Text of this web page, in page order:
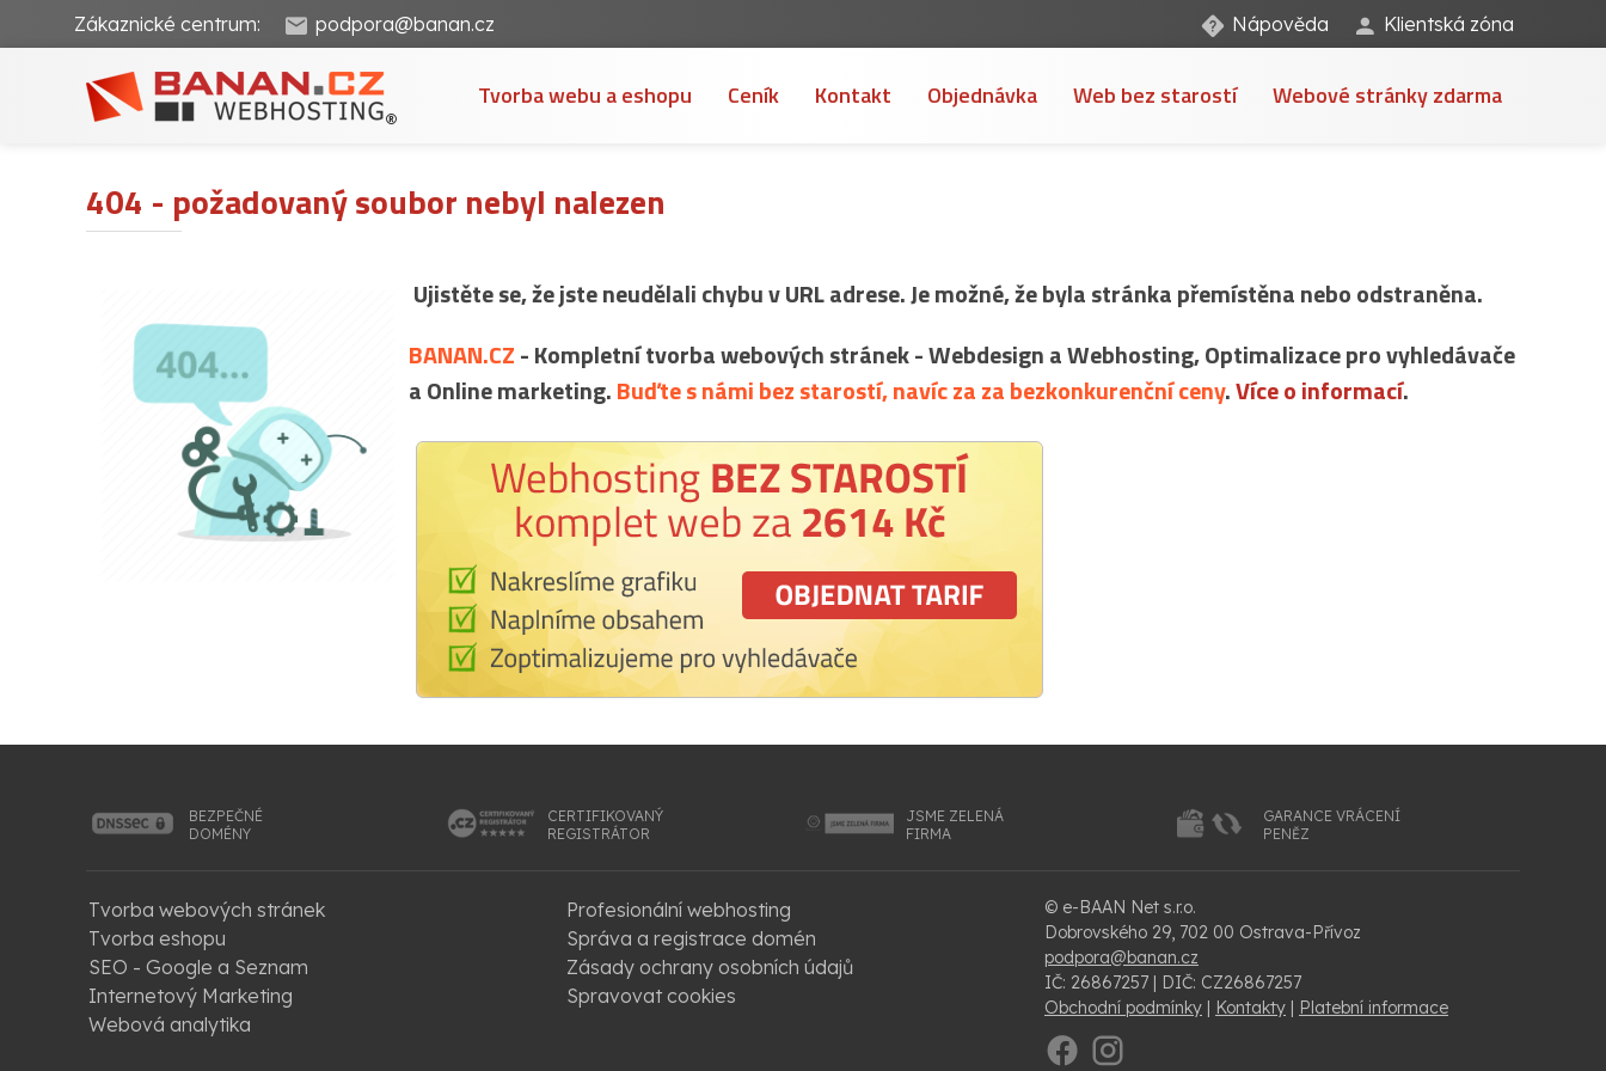
Zákaznické centrum: podpora@banan.cz Nápověda Klientská zóna
Tvorba webu a eshopu Ceník Kontakt Objednávka Web bez starostí Webové stránky zdarma
404 - požadovaný soubor nebyl nalezen
Ujistěte se, že jste neudělali chybu v URL adrese. Je možné, že byla stránka přemístěna nebo odstraněna.
BANAN.CZ- Kompletní tvorba webových stránek - Webdesign a Webhosting, Optimalizace pro vyhledávače
a Online marketing.Buďte s námi bez starostí, navíc za za bezkonkurenční ceny.Více o informací.
BEZPEČNÉ
DOMÉNY
CERTIFIKOVANÝ
REGISTRÁTOR
JSME ZELENÁ
FIRMA
GARANCE VRÁCENÍ
PENĚZ
Tvorba webových stránek
Tvorba eshopu
SEO - Google a Seznam
Internetový Marketing
Webová analytika
Profesionální webhosting
Správa a registrace domén
Zásady ochrany osobních údajů
Spravovat cookies
© e-BAAN Net s.r.o.
Dobrovského 29, 702 00 Ostrava-Přívoz
podpora@banan.cz
IČ: 26867257 | DIČ: CZ26867257
Obchodní podmínky | Kontakty | Platební informace